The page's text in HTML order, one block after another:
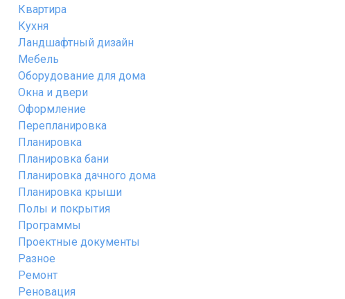
Квартира
Кухня
Ландшафтный дизайн
Мебель
Оборудование для дома
Окна и двери
Оформление
Перепланировка
Планировка
Планировка бани
Планировка дачного дома
Планировка крыши
Полы и покрытия
Программы
Проектные документы
Разное
Ремонт
Реновация